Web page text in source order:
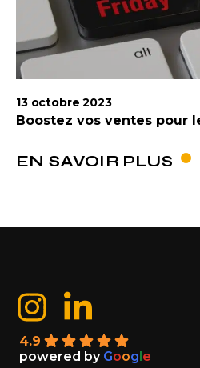
13 octobre 2023
Boostez vos ventes pour
EN SAVOIR PLUS
4.9
powered by Google